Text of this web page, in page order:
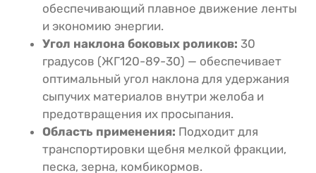
обеспечивающий плавное движение ленты
и экономию энергии.
Угол наклона боковых роликов: 30
градусов (ЖГ120-89-30) — обеспечивает
оптимальный угол наклона для удержания
сыпучих материалов внутри желоба и
предотвращения их просыпания.
Область применения: Подходит для
транспортировки щебня мелкой фракции,
песка, зерна, комбикормов.